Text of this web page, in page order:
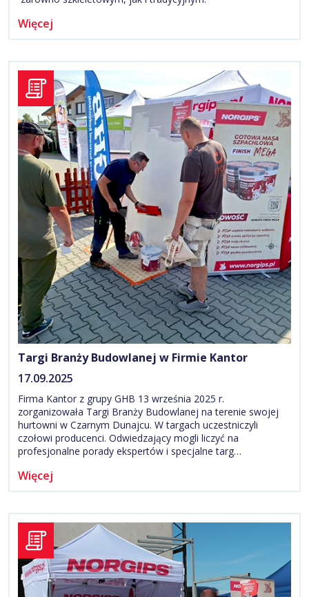
Więcej
Targi Branży Budowlanej w Firmie Kantor
17.09.2025
Firma Kantor z grupy GHB 13 września 2025 r.
zorganizowała Targi Branży Budowlanej na terenie swojej
hurtowni w Czarnym Dunajcu. W targach uczestniczyli
czołowi producenci. Odwiedzający mogli liczyć na
profesjonalne porady ekspertów i specjalne targ…
Więcej